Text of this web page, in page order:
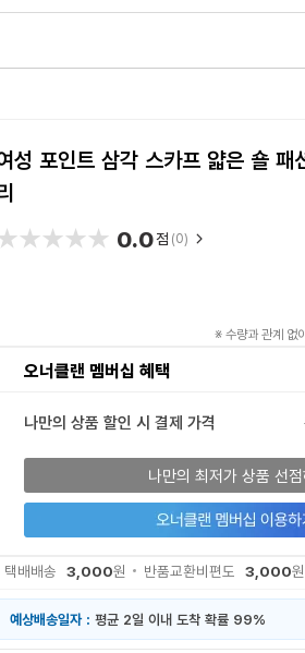
성 포인트 삼각 스카프 얇은 숄 패
0.0점 (0)
※ 수량과 관계 없
오너클랜 멤버십 혜택
나만의 상품 할인 시 결제 가격
나만의 최저가 상품 선점
택배배송 3,000원 반품교환비편도 3,000원
예상배송일자 : 평균 2일 이내 도착 확률 99%